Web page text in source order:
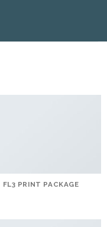
FL3 PRINT PACKAGE